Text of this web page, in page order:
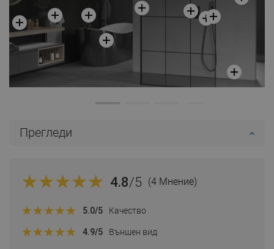
Прегледи
4.8/5 (4 Мнение)
5.0/5 Качество
4.9/5 Външен вид